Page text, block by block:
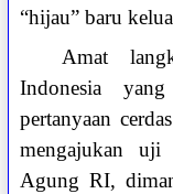
“hijau” baru
Amat
Indonesia
pertanyaan
mengajukan uji
Agung RI,